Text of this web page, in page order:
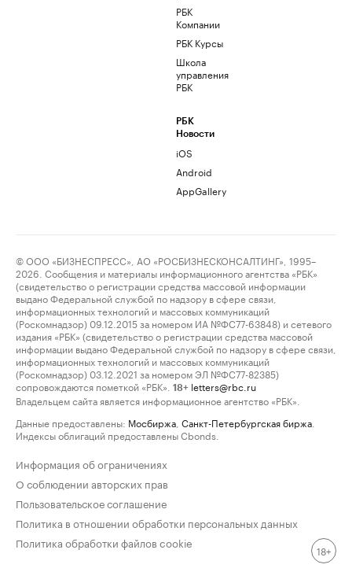
РБК
Компании
РБК Курсы
Школа
управления
РБК
РБК
Новости
iOS
Android
AppGallery
© ООО «БИЗНЕСПРЕСС», АО «РОСБИЗНЕСКОНСАЛТИНГ», 1995–
2026. Сообщения и материалы информационного агентства «РБК»
(свидетельство о регистрации средства массовой информации
выдано Федеральной службой по надзору в сфере связи,
информационных технологий и массовых коммуникаций
(Роскомнадзор) 09.12.2015 за номером ИА №ФС77-63848) и сетевого
издания «РБК» (свидетельство о регистрации средства массовой
информации выдано Федеральной службой по надзору в сфере связи,
информационных технологий и массовых коммуникаций
(Роскомнадзор) 03.12.2021 за номером ЭЛ №ФС77-82385)
сопровождаются пометкой «РБК».
18+ letters@rbc.ru
Владельцем сайта является информационное агентство «РБК».
Данные предоставлены: Мосбиржа Санкт-Петербургская биржа
Индексы облигаций предоставлены Cbonds.
Информация об ограничениях
О соблюдении авторских прав
Пользовательское соглашение
Политика в отношении обработки персональных данных
Политика обработки файлов cookie
18+